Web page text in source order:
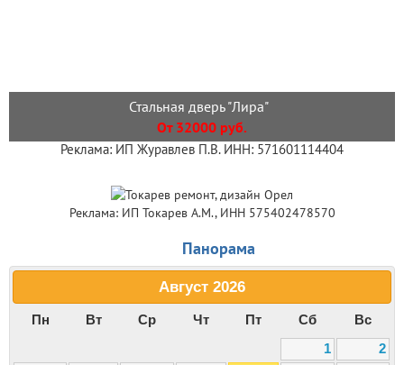
Стальная дверь "Лира"
От 32000 руб.
Реклама: ИП Журавлев П.В. ИНН: 571601114404
Реклама: ИП Токарев А.М., ИНН 575402478570
Панорама
Август 2026
Пн Вт Ср Чт Пт Сб
Вс
1
2